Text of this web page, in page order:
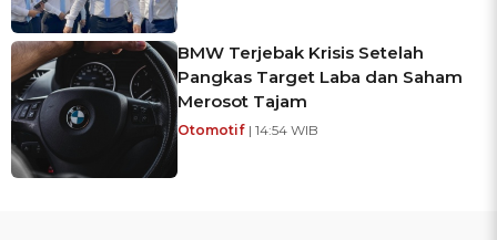
BMW Terjebak Krisis Setelah
Pangkas Target Laba dan Saham
Merosot Tajam
Otomotif | 14:54 WIB